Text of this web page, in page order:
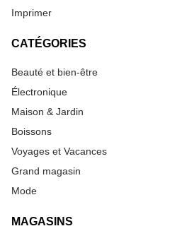
Imprimer
CATÉGORIES
Beauté et bien-être
Électronique
Maison & Jardin
Boissons
Voyages et Vacances
Grand magasin
Mode
MAGASINS